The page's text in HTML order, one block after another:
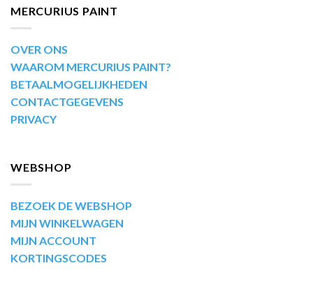
MERCURIUS PAINT
OVER ONS
WAAROM MERCURIUS PAINT?
BETAALMOGELIJKHEDEN
CONTACTGEGEVENS
PRIVACY
WEBSHOP
BEZOEK DE WEBSHOP
MIJN WINKELWAGEN
MIJN ACCOUNT
KORTINGSCODES